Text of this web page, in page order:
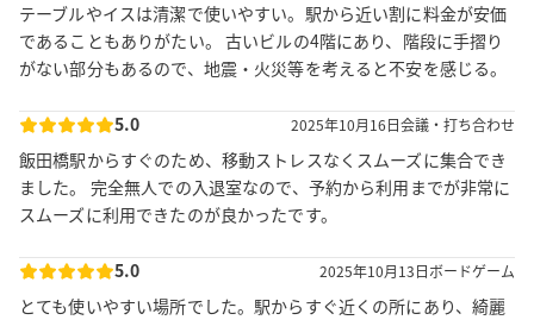
テーブルやイスは清潔で使いやすい。駅から近い割に料金が安価
であることもありがたい。 古いビルの4階にあり、階段に手摺り
がない部分もあるので、地震・火災等を考えると不安を感じる。
5.0 2025年10月16日会議・打ち合わせ
飯田橋駅からすぐのため、移動ストレスなくスムーズに集合でき
ました。 完全無人での入退室なので、予約から利用までが非常に
スムーズに利用できたのが良かったです。
5.0 2025年10月13日ボードゲーム
とても使いやすい場所でした。駅からすぐ近くの所にあり、綺麗